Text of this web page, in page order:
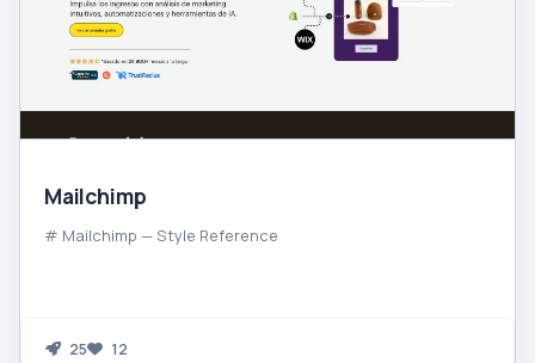
Mailchimp
# Mailchimp — Style Reference
25 12